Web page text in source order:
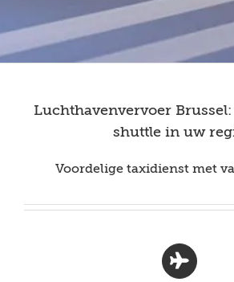
Luchthavenvervoer
shuttle in uw
Voordelige taxidienst met